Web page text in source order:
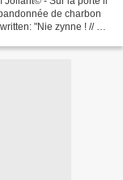
de charbon
"Nie zynne ! // Do